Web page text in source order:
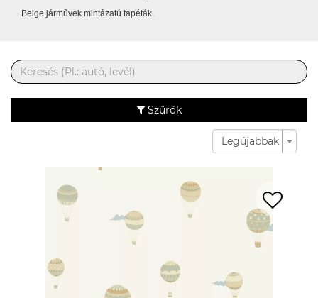
Beige járművek mintázatú tapéták.
Szűrők
Legújabbak